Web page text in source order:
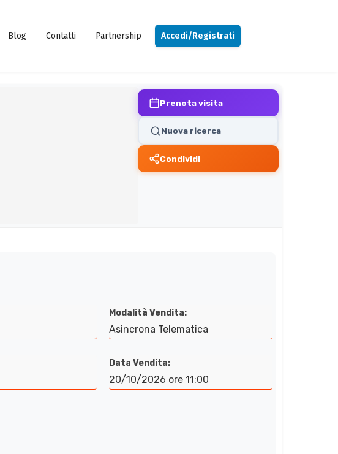
Blog Contatti Partnership Accedi/Registrati
Prenota visita
Nuova ricerca
Condividi
Modalità Vendita:
Asincrona Telematica
Data Vendita:
20/10/2026 ore 11:00